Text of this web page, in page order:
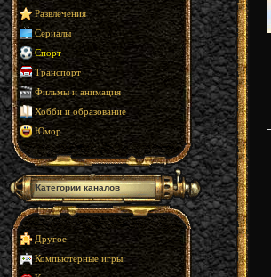
Развлечения
Сериалы
Спорт
Транспорт
Фильмы и анимация
Хобби и образование
Юмор
Категории каналов
Другое
Компьютерные игры